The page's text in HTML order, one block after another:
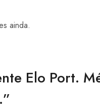
ainda.
Elo Port.